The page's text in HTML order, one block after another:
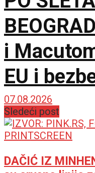
i
EU i
07.08.2026
Sledeći post
DAČIĆ IZ